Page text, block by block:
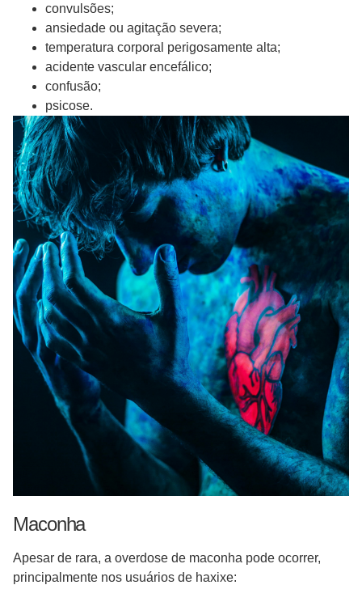
convulsões;
ansiedade ou agitação severa;
temperatura corporal perigosamente alta;
acidente vascular encefálico;
confusão;
psicose.
Maconha
Apesar de rara, a overdose de maconha pode ocorrer,
principalmente nos usuários de haxixe: